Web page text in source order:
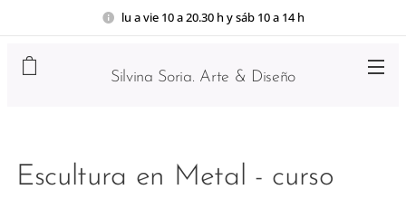
lu a vie 10 a 20.30 h y sáb 10 a 14 h
Silvina Soria. Arte & Diseño
Escultura en Metal - curso